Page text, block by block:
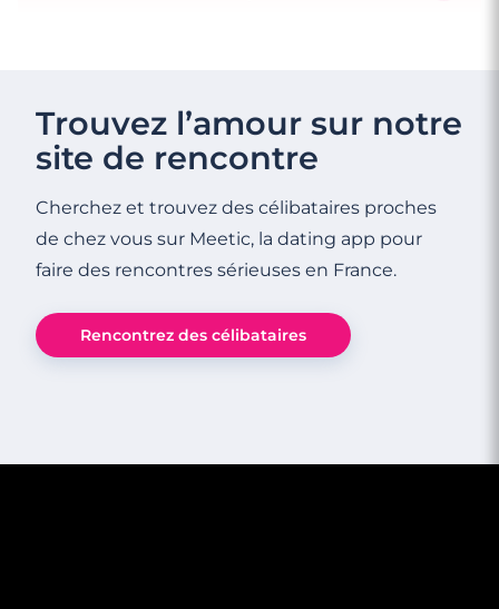
3 minutes
Trouvez l’amour sur notre
site de rencontre
Cherchez et trouvez des célibataires proches
de chez vous sur Meetic, la dating app pour
faire des rencontres sérieuses en France.
Rencontrez des célibataires